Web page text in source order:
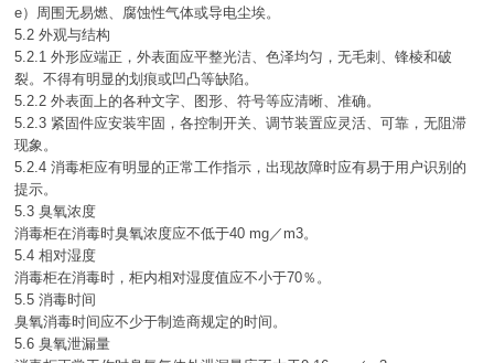
e）周围无易燃、腐蚀性气体或导电尘埃。
5.2 外观与结构
5.2.1 外形应端正，外表面应平整光洁、色泽均匀，无毛刺、锋棱和破
裂。不得有明显的划痕或凹凸等缺陷。
5.2.2 外表面上的各种文字、图形、符号等应清晰、准确。
5.2.3 紧固件应安装牢固，各控制开关、调节装置应灵活、可靠，无阻滞
现象。
5.2.4 消毒柜应有明显的正常工作指示，出现故障时应有易于用户识别的
提示。
5.3 臭氧浓度
消毒柜在消毒时臭氧浓度应不低于40 mg／m3。
5.4 相对湿度
消毒柜在消毒时，柜内相对湿度值应不小于70％。
5.5 消毒时间
臭氧消毒时间应不少于制造商规定的时间。
5.6 臭氧泄漏量